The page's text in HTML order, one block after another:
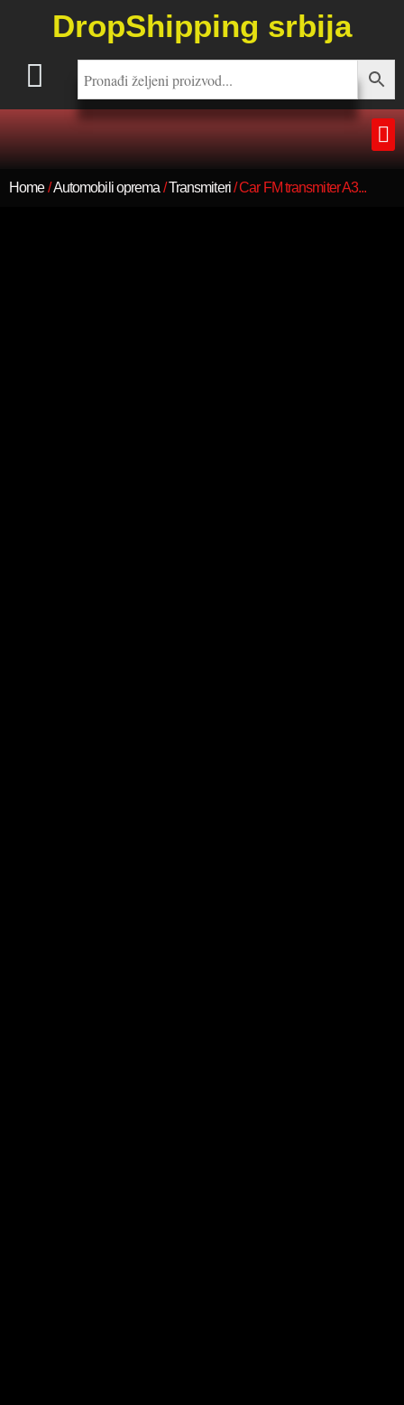
DropShipping srbija
Home/Automobili oprema /Transmiteri/ Car FM transmiter A3...